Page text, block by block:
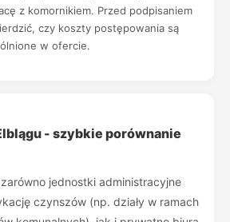
z komornikiem. Przed podpisaniem
czy koszty postępowania są
w ofercie.
- szybkie porównanie
zarówno jednostki administracyjne
czynszów (np. działy w ramach